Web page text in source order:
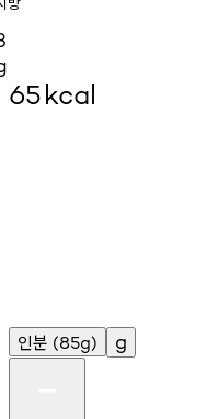
65kcal
인분 (85g) g